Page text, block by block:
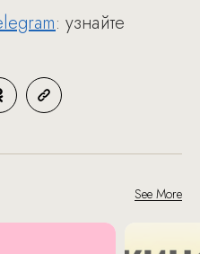
: узнайте
See More